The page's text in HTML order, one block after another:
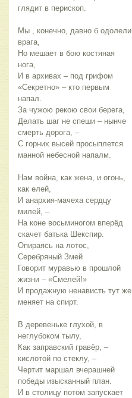
глядит в перископ.
Мы , конечно, давно б одолели
врага,
Но мешает в бою костяная
нога,
И в архивах – под грифом
«Секретно» – кто первым
напал.
За чужою рекою свои берега,
Делать шаг не спеши – нынче
смерть дорога, –
С горних высей просыплется
манной небесной напалм.
Нам война, как жена, и огонь,
как елей,
И анархия-мачеха сердцу
милей, –
На коне восьминогом вперёд
скачет батька Шекспир.
Опираясь на лотос,
Серебряный Змей
Говорит муравью в прошлой
жизни – «Смелей!»
И продажную ненависть тут же
меняет на спирт.
В деревеньке глухой, в
неглубоком тылу,
Как заправский гравёр, –
кислотой по стеклу, –
Чертит маршал вчерашней
победы изысканный план.
И в столицу потом запускает